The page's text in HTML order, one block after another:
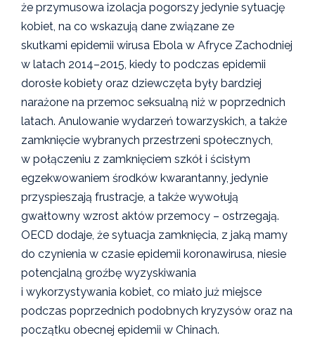
że przymusowa izolacja pogorszy jedynie sytuację
kobiet, na co wskazują dane związane ze
skutkami epidemii wirusa Ebola w Afryce Zachodniej
w latach 2014–2015, kiedy to podczas epidemii
dorosłe kobiety oraz dziewczęta były bardziej
narażone na przemoc seksualną niż w poprzednich
latach. Anulowanie wydarzeń towarzyskich, a także
zamknięcie wybranych przestrzeni społecznych,
w połączeniu z zamknięciem szkół i ścisłym
egzekwowaniem środków kwarantanny, jedynie
przyspieszają frustracje, a także wywołują
gwałtowny wzrost aktów przemocy – ostrzegają.
OECD dodaje, że sytuacja zamknięcia, z jaką mamy
do czynienia w czasie epidemii koronawirusa, niesie
potencjalną groźbę wyzyskiwania
i wykorzystywania kobiet, co miało już miejsce
podczas poprzednich podobnych kryzysów oraz na
początku obecnej epidemii w Chinach.